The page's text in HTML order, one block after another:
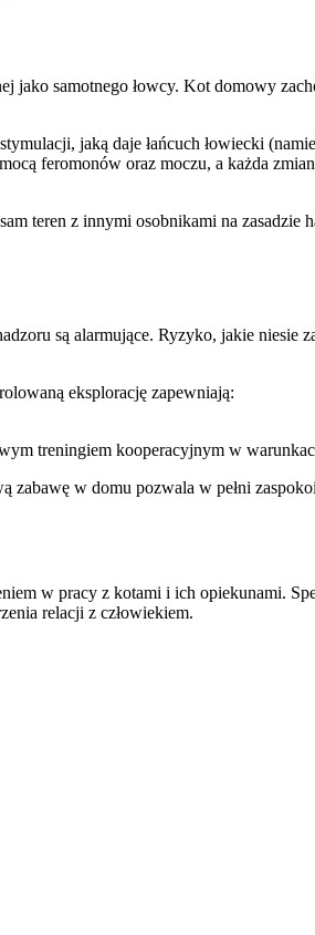
samotnego łowcy. Kot domowy
jaką daje łańcuch łowiecki
feromonów oraz moczu, a każda
teren z innymi osobnikami na zasadzie
są alarmujące. Ryzyko, jakie niesie
eksplorację zapewniają:
treningiem kooperacyjnym w
w domu pozwala w pełni
w pracy z kotami i ich opiekunami.
relacji z człowiekiem.